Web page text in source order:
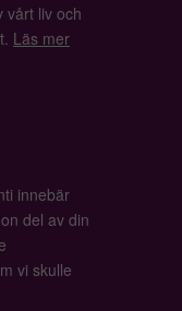
vårt liv och
Läs mer
innebär
del av din
vi skulle